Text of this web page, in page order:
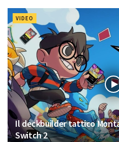
VIDEO
Il deckbuilder tattico
Switch 2